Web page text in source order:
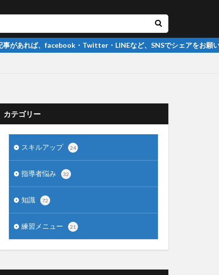
・Twitter・LINEなど、SNSでシェアをお願いします
カテゴリー
スキルアップ 24
指導者悩み 32
知識 72
練習メニュー 21